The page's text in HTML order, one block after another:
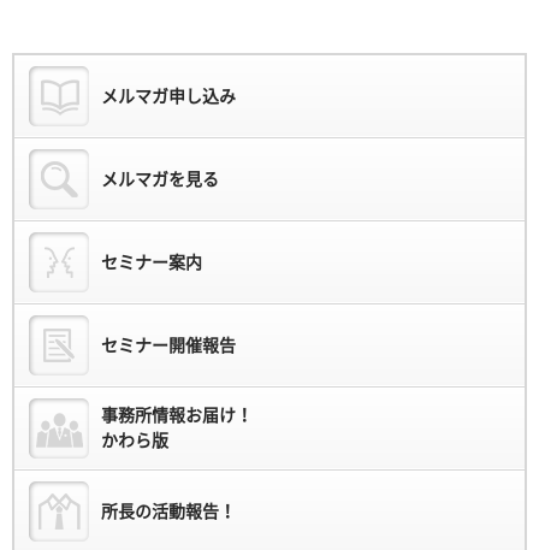
メルマガ申し込み
メルマガを見る
セミナー案内
セミナー開催報告
事務所情報お届け！
かわら版
所長の活動報告！